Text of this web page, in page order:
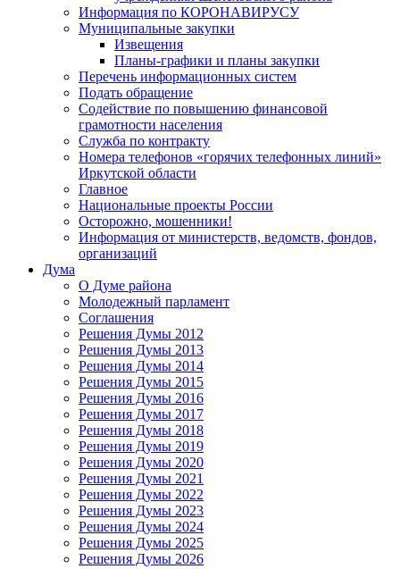
Информация по КОРОНАВИРУСУ
Муниципальные закупки
Извещения
Планы-графики и планы закупки
Перечень информационных систем
Подать обращение
Содействие по повышению финансовой
грамотности населения
Служба по контракту
Номера телефонов «горячих телефонных линий»
Иркутской области
Главное
Национальные проекты России
Осторожно, мошенники!
Информация от министерств, ведомств, фондов,
организаций
Дума
О Думе района
Молодежный парламент
Соглашения
Решения Думы 2012
Решения Думы 2013
Решения Думы 2014
Решения Думы 2015
Решения Думы 2016
Решения Думы 2017
Решения Думы 2018
Решения Думы 2019
Решения Думы 2020
Решения Думы 2021
Решения Думы 2022
Решения Думы 2023
Решения Думы 2024
Решения Думы 2025
Решения Думы 2026